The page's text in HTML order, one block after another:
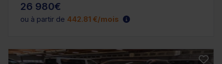
26 980€
ou à partir de 442.81 €/mois